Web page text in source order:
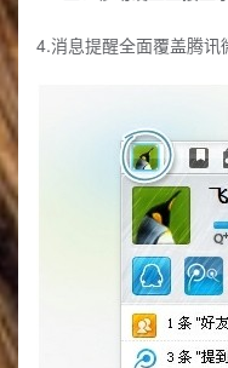
4.消息提醒全面覆盖腾讯